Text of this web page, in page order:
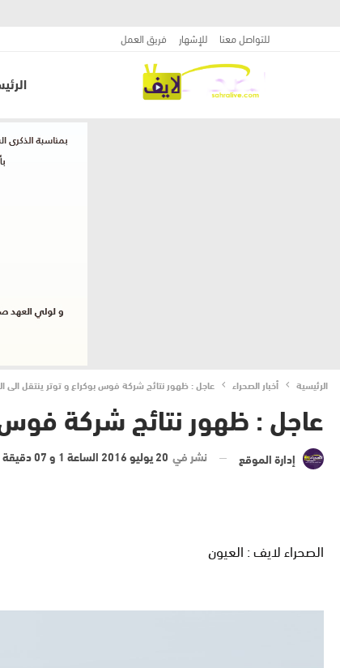
للتواصل معنا للإشهار فريق العمل
الرئيسية أخبار الصحراء عاجل : ظهور نتائج شركة فوس بوكراع و توتر ينتقل الى
عاجل : ظهور نتائج شركة فوس
إدارة الموقع نشر في 20 يوليو 2016 الساعة 1 و 07 دقيقة
الصحراء لايف : العيون